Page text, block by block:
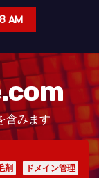
AM
含みます
剤
ドメイン管理